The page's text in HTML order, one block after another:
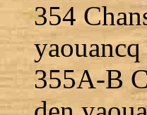
354
yaouancq
355A-B